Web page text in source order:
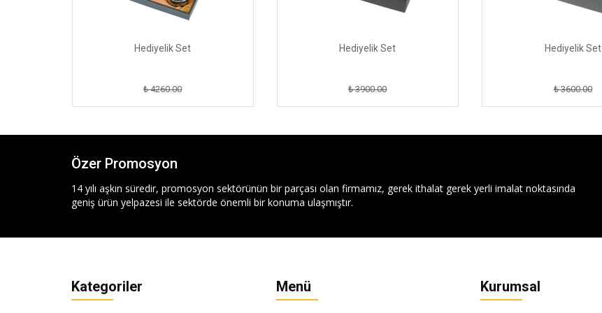
Hediyelik Set
₺ 4260.00
Hediyelik Set
₺ 3900.00
Hediyelik Set
₺ 3600.00
Özer Promosyon
14 yılı aşkın süredir, promosyon sektörünün bir parçası olan firmamız, gerek ithalat gerek yerli imalat noktasında
geniş ürün yelpazesi ile sektörde önemli bir konuma ulaşmıştır.
Kategoriler Menü Kurumsal